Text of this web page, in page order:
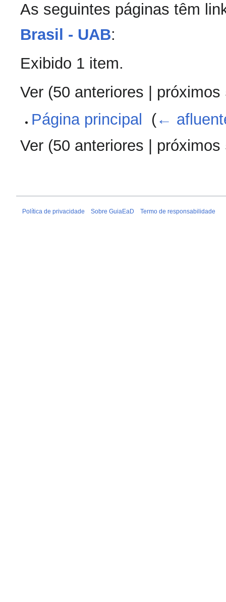
As seguintes páginas têm
Brasil - UAB:
Exibido 1 item.
Ver (50 anteriores
próximos
Página principal
(←
Ver (50 anteriores | próximos
Política de privacidade Sobre GuiaEaD Termo de responsabilidade